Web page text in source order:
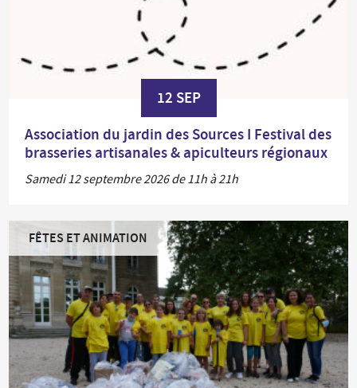
12 SEP
Association du jardin des Sources I Festival des
brasseries artisanales & apiculteurs régionaux
Samedi 12 septembre 2026 de 11h à 21h
FÊTES ET ANIMATION